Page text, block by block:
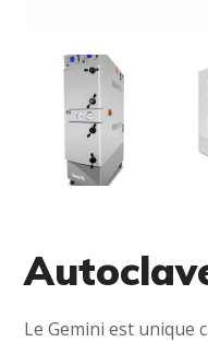
Le Gemini est unique